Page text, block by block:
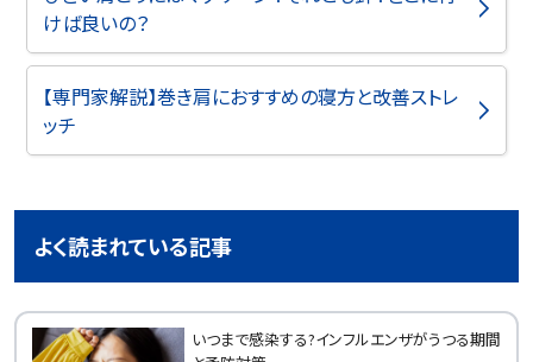
けば良いの？
【専門家解説】巻き肩におすすめの寝方と改善ストレ
ッチ
よく読まれている記事
いつまで感染する?インフルエンザがうつる期間